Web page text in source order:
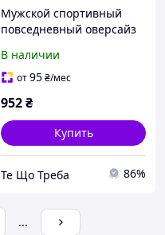
Мужской спортивный
повседневный оверсайз
цветах 46-48,50-52,54-56
В наличии
от95₴/мес
952₴
Купить
Те Що Треба 86%
...